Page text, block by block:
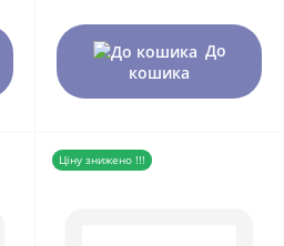
До
кошика
Ціну знижено !!!